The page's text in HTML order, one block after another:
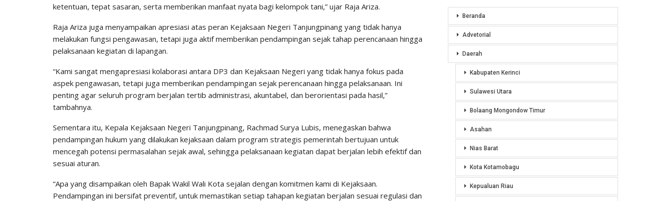
ketentuan, tepat sasaran, serta memberikan manfaat nyata bagi kelompok tani,” ujar Raja Ariza.
Raja Ariza juga menyampaikan apresiasi atas peran Kejaksaan Negeri Tanjungpinang yang tidak hanya
melakukan fungsi pengawasan, tetapi juga aktif memberikan pendampingan sejak tahap perencanaan hingga
pelaksanaan kegiatan di lapangan.
“Kami sangat mengapresiasi kolaborasi antara DP3 dan Kejaksaan Negeri yang tidak hanya fokus pada
aspek pengawasan, tetapi juga memberikan pendampingan sejak perencanaan hingga pelaksanaan. Ini
penting agar seluruh program berjalan tertib administrasi, akuntabel, dan berorientasi pada hasil,”
tambahnya.
Sementara itu, Kepala Kejaksaan Negeri Tanjungpinang, Rachmad Surya Lubis, menegaskan bahwa
pendampingan hukum yang dilakukan kejaksaan dalam program strategis pemerintah bertujuan untuk
mencegah potensi permasalahan sejak awal, sehingga pelaksanaan kegiatan dapat berjalan lebih efektif dan
sesuai aturan.
“Apa yang disampaikan oleh Bapak Wakil Wali Kota sejalan dengan komitmen kami di Kejaksaan.
Pendampingan ini bersifat preventif, untuk memastikan setiap tahapan kegiatan berjalan sesuai regulasi dan
Beranda
Advetorial
Daerah
Kabupaten Kerinci
Sulawesi Utara
Bolaang Mongondow Timur
Asahan
Nias Barat
Kota Kotamobagu
Kepualuan Riau